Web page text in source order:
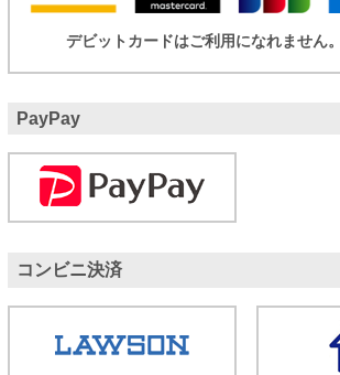
デビットカードはご利用になれません。
PayPay
コンビニ決済